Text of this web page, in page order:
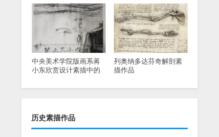
中央美术学院版画系蒋
小东欣赏设计素描中的
列奥纳多达芬奇解剖素
描作品
历史素描作品